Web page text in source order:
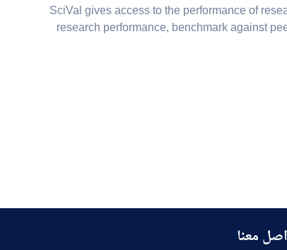
SciVal gives access to the performance of
research performance, benchmark against
معنا